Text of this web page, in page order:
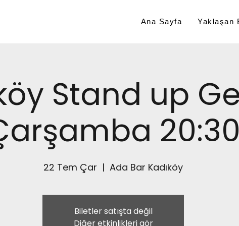
Ana Sayfa Yaklaşan
Stand up
20:30
22 Tem Çar
  |
Ada Bar Kadıköy
Biletler satışta değil
Diğer etkinlikleri gör